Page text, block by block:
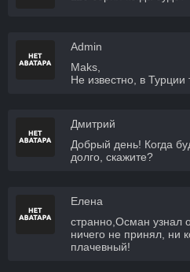
Admin
Maks,
Не известно, в Турции
Дмитрий
Добрый день! Когда
долго, скажите?
Елена
странно,Осман узнал
ничего не принял, ни
плачевный!